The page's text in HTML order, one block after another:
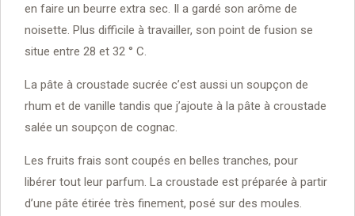
en faire un beurre extra sec. Il a gardé son arôme de
noisette. Plus difficile à travailler, son point de fusion se
situe entre 28 et 32 ° C.
La pâte à croustade sucrée c’est aussi un soupçon de
rhum et de vanille tandis que j’ajoute à la pâte à croustade
salée un soupçon de cognac.
Les fruits frais sont coupés en belles tranches, pour
libérer tout leur parfum. La croustade est préparée à partir
d’une pâte étirée très finement, posé sur des moules.